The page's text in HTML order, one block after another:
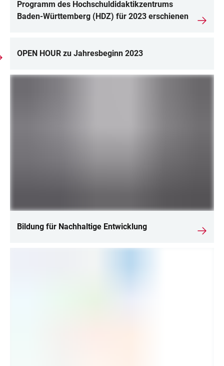
Programm des Hochschuldidaktikzentrums
Baden-Württemberg (HDZ) für 2023 erschienen
OPEN HOUR zu Jahresbeginn 2023
Bildung für Nachhaltige Entwicklung